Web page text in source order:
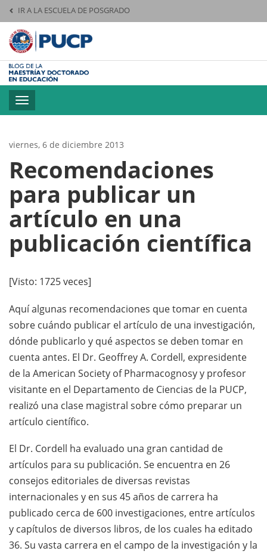
IR A LA ESCUELA DE POSGRADO
Pontificia
Toggle
navigation
viernes, 6 de diciembre 2013
Recomendaciones
para publicar un
artículo en una
publicación científica
[Visto: 1725 veces]
Aquí algunas recomendaciones que tomar en cuenta
sobre cuándo publicar el artículo de una investigación,
dónde publicarlo y qué aspectos se deben tomar en
cuenta antes. El Dr. Geoffrey A. Cordell, expresidente
de la American Society of Pharmacognosy y profesor
visitante en el Departamento de Ciencias de la PUCP,
realizó una clase magistral sobre cómo preparar un
artículo científico.
El Dr. Cordell ha evaluado una gran cantidad de
artículos para su publicación. Se encuentra en 26
consejos editoriales de diversas revistas
internacionales y en sus 45 años de carrera ha
publicado cerca de 600 investigaciones, entre artículos
y capítulos de diversos libros, de los cuales ha editado
36. Su vasta carrera en el campo de la investigación y la